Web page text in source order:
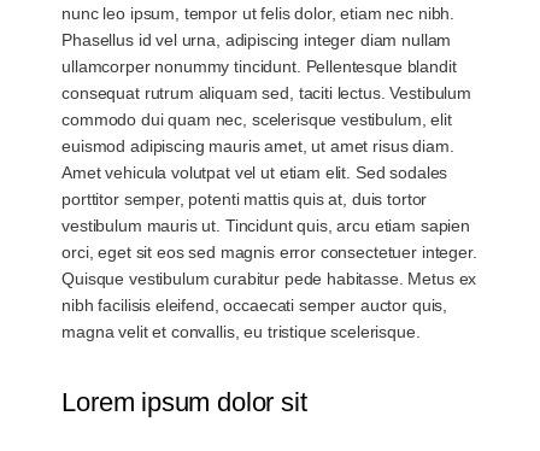
nunc leo ipsum, tempor ut felis dolor, etiam nec nibh.
Phasellus id vel urna, adipiscing integer diam nullam
ullamcorper nonummy tincidunt. Pellentesque blandit
consequat rutrum aliquam sed, taciti lectus. Vestibulum
commodo dui quam nec, scelerisque vestibulum, elit
euismod adipiscing mauris amet, ut amet risus diam.
Amet vehicula volutpat vel ut etiam elit. Sed sodales
porttitor semper, potenti mattis quis at, duis tortor
vestibulum mauris ut. Tincidunt quis, arcu etiam sapien
orci, eget sit eos sed magnis error consectetuer integer.
Quisque vestibulum curabitur pede habitasse. Metus ex
nibh facilisis eleifend, occaecati semper auctor quis,
magna velit et convallis, eu tristique scelerisque.
Lorem ipsum dolor sit